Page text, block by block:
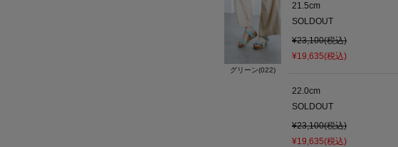
グリーン(022)
21.5cm
SOLDOUT
¥23,100(税込)
¥19,635(税込)
22.0cm
SOLDOUT
¥23,100(税込)
¥19,635(税込)